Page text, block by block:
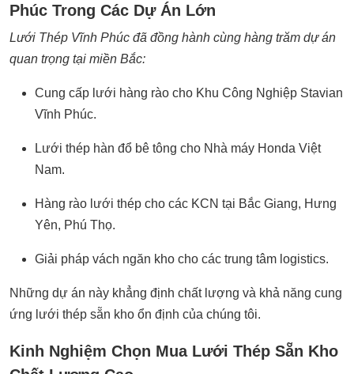
Phúc Trong Các Dự Án Lớn
Lưới Thép Vĩnh Phúc đã đồng hành cùng hàng trăm dự án
quan trọng tại miền Bắc:
Cung cấp lưới hàng rào cho Khu Công Nghiệp Stavian
Vĩnh Phúc.
Lưới thép hàn đổ bê tông cho Nhà máy Honda Việt
Nam.
Hàng rào lưới thép cho các KCN tại Bắc Giang, Hưng
Yên, Phú Thọ.
Giải pháp vách ngăn kho cho các trung tâm logistics.
Những dự án này khẳng định chất lượng và khả năng cung
ứng lưới thép sẵn kho ổn định của chúng tôi.
Kinh Nghiệm Chọn Mua Lưới Thép Sẵn Kho